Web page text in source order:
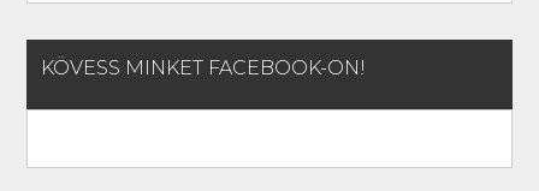
KÖVESS MINKET FACEBOOK-ON!